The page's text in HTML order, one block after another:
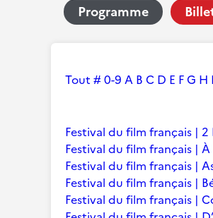
Programme
Tout # 0-9 A B C D E FG H I
Festival du film français | 2
Festival du film français |
Festival du film français |
Festival du film français |
Festival du film français |